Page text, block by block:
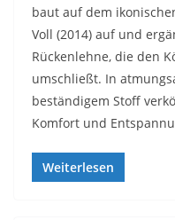
baut auf dem
Voll (2014) auf und
Rückenlehne, die den
umschließt. In
beständigem Stoff
Komfort und
Weiterlesen